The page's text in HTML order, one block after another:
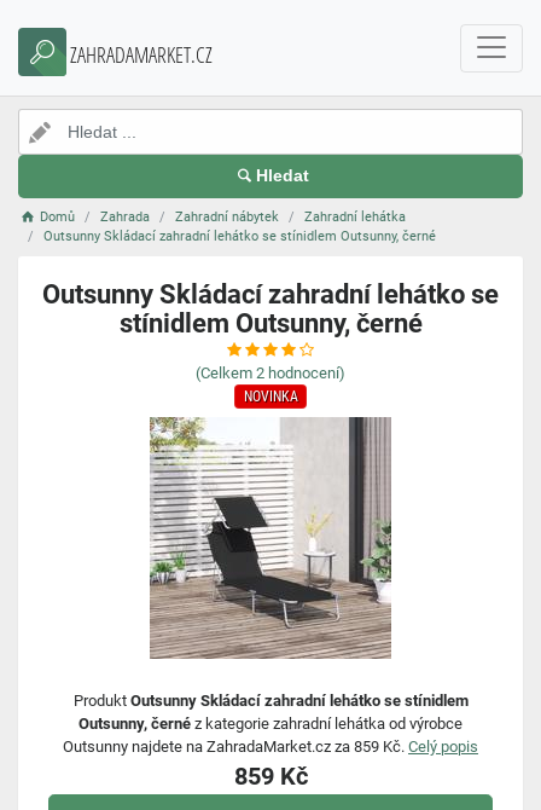
ZAHRADAMARKET.CZ
Hledat
Domů Zahrada Zahradní nábytek
Zahradní lehátka
Outsunny Skládací zahradní lehátko se stínidlem Outsunny, černé
Outsunny Skládací zahradní lehátko se
stínidlem Outsunny, černé
(Celkem 2 hodnocení)
NOVINKA
Produkt Outsunny Skládací zahradní lehátko se stínidlem
Outsunny, černé z kategorie zahradní lehátka od výrobce
Outsunny najdete na ZahradaMarket.cz za 859 Kč. Celý popis
859 Kč